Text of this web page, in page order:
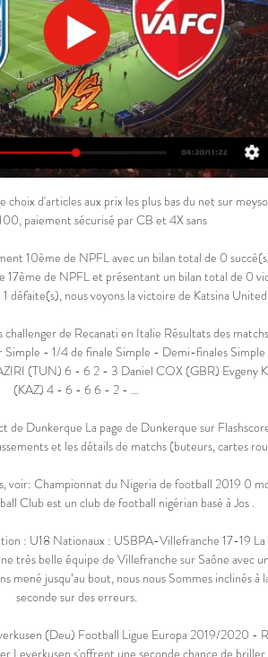
TRICE JEUNESSE ET SPORT DIRECTION JEUNESSE ET SPORT Missions La future Direction jeunesse et sport procèdera de la fusion de la Direction de l'animation socio-éducative.

Le tirage des 16es de finale en direct (12h00) I Coupe Gambardella-Crédit Agricole 2019-2020 Publié le : 13/01/2020 - 11:48 Le tirage au sort des 16es de finale de la Coupe Gambardella-Crédit Agricole se déroulera le jeudi 16 janvier 2020 au siège de la FFF à Paris.

En cochant cette case, je reconnais avoir pris connaissance et accepte la politique de confidentialité relative aux données des candidats. Conformément à la loi « informatique & libertés » de 1978 modifiée, vous bénéficiez notamment d’un droit d’accès, de rectification et de suppression des données vous concernant que vous pouvez exercer via la rubrique Droits d’accès.

Statistiques et résultats USL Dunkerque vs Valenciennes FC Direct USL Dunkerque Valenciennes FC. Suivre le match à venir entre ces deux Voir tous les résultats des matchs de Football en direct. Football · Tennis.

Vous consultez actuellement la page : Ajaccio - Nancy Suivez le match Ajaccio - Nancy en direct (résumé, score et buts). Le résultat de ce match de championnat français entre AC Ajaccio (ACA) et AS Nancy-Lorraine (ASNL) est à suivre en live à partir de 20h00.

Après deux victoires en amical, le Paris SG a connu sa première défaite sur le terrain de Leipzig à la Red Bull Arena, vendredi soir (4-2). Les Parisiens avaient pourtant retrouvé Zlatan.

1-2 Dunkerque vs Valenciennes : match Foot Direct 19 mars Valenciennes. 3. USL Dunkerque Dunkerque. 1. Arbitres. Frank Comment voir le match Dunkerque Valenciennes en streaming ? Match en streaming légal ...

Domino's Ligue 2 : Tous les matchs de votre championnat ou de votre coupe préféré : Domino's Ligue 2 ! Qui gagnera ? Quels sont les prochains matchs de foot ? Quels sont les derniers résultats. En direct Live ! …

Labastide-Villefranche : foret . Liste des organismes et entreprises de l'activité de foret, les forets domaniales , l'achat ou la vente de foret , l'investissment forestier( sur la ville de Labastide-Villefranche (64270), page 1) , avec les adresses et les numéros de téléphone..

Dunkerque - Valenciennes scores en direct, face-à Dunkerque face à Valenciennes commence le 17 févr. 2024 à 18:00 UTC au Stade Marcel Tribut stade, Dunkerque ville de, France. C'est un match de Ligue 2.

Université de Douala v Volcanic Warriors Buea: 70-54 : 05/12 13:00-Ecole de Basket DLA v Le Nkam Basketball: 68-81 : 03/15 14:00-FAP Yaounde v Le Nkam Basketball: 84-59 : 03/15 12:00-Onyx Yaounde v Université de Douala: 65-54 : 03/14 14:00-FAP Yaounde v Onyx Yaounde: 99-97 : 03/14 12:00-Le Nkam Basketball v Université de Douala: 77-74

RMC (Radio Monte-Carlo) est une radio généraliste basée à Paris. Les programmes de RMC sont essentiellement des talk-shows lors desquels on commente l’actualité sociale et politique et les principaux sports professionnels, et plus particulièrement le football, comme dans la matinale de Jean-Jacques Bourdin, les Grandes Gueules, Brunet-Neumann ou Lellouche à l’Affiche.

Ce soir, ne râtes pas le match en direct de l’année pour les lyonnais ! Pourtant face à eux, le Bayern de Munich, très en forme. Après le carton face à Hannovre le 17 avril dernier, les hommes de la bavières sont remontés à bloc. D’autant que leur qualification pour cette demi finale de league des champions a été acquise face à Manchester United, pas n’importe qui. Ce soir.

DUNKERQUE - Saison 2023/2024 - YouTube - YouTube DUNKERQUE - Saison 2023/2024 - YouTube - YouTubeYouTube · Magic Gamingil y a 1 jour YouTube · Magic Gaming YouTube · Magic Gaming 4:01

Écoutez Nostalgie via ecouterradioenligne.com. Avec un simple clic, vous pouvez écouter les meilleures stations de radio en direct de France.

Programme TV foot feminin. Agenda tele, calendrier des matches de foot feminin intégraux diffusés en direct ou différé sur les chaines de la télévision française (TNT, satellite, câble, ADSL, hertzien). Match foot feminin. Vous trouvez ici le programme foot, la grille TV, la programmation, le calendrier, le guide des diffusions télévisées, des retransmissions de matches de foot.

GO Sport : magasins de sport. Vélos, skis, articles et matériel de sport pour la randonnée, la musculation, le fitness, le tennis, le running, les sports d'équipe. Trouvez les magasins proches de chez vous !

Statistiques Boulogne - Laval en chiffres : statistique, scores des matchs, resultats, classement et historique des equipes de foot US Boulogne-sur-Mer Cote d'Opale et Stade Lavallois Mayenne FC

Paris Saint-Germain AS Monaco résultats en direct, commence le 12.1.2020. à 20:00 heure locale au Parc des Princes stade, Paris, France dans Ligue 1 - France.

Seul club de National éliminé au cinquième tour de coupe de France, le Stade Lavallois a l'occasion de se reprendre ce jeudi à Avranches en match avancé.

LIGUE DES CHAMPIONS – Thomas Tuchel et le Paris Saint-Germain ont eu beaucoup de choses à retenir de la prestation du RB